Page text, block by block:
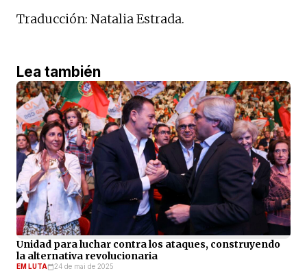
Traducción: Natalia Estrada.
Lea también
Unidad para luchar contra los ataques, construyendo
la alternativa revolucionaria
EM LUTA 24 de mai de 2025